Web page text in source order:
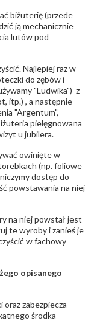
biżuterię (przede
ją mechanicznie
lutów pod
Najlepiej raz w
do zębów i
"Ludwika") z
itp.) , a następnie
"Argentum",
pielęgnowana
u jubilera.
owinięte w
(np. foliowe
dostęp do
powstawania na niej
na niej powstał jest
te wyroby i zanieś je
w fachowy
opisanego
oraz zabezpiecza
środka